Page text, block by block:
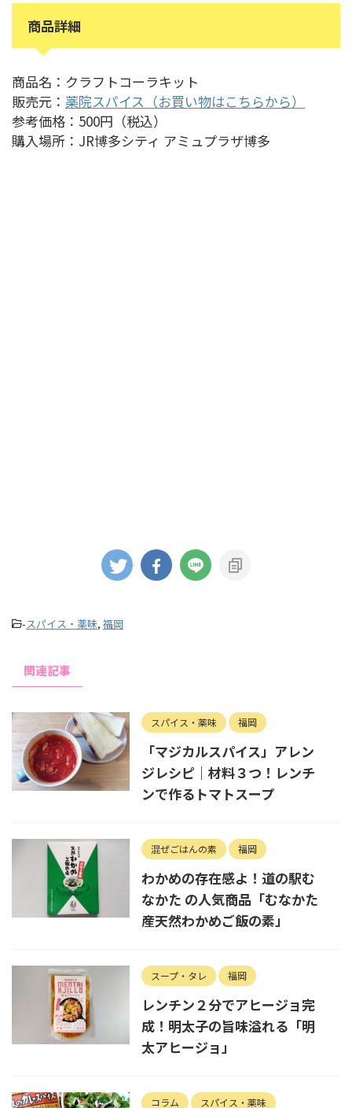
商品詳細
商品名：クラフトコーラキット
販売元： 薬院スパイス（お買い物はこちらから）
参考価格：500円（税込）
購入場所：JR博多シティ アミュプラザ博多
-スパイス・薬味, 福岡
関連記事
スパイス・薬味 福岡
「マジカルスパイス」アレン
ジレシピ｜材料３つ！レンチ
ンで作るトマトスープ
混ぜごはんの素 福岡
わかめの存在感よ！道の駅む
なかた の人気商品「むなかた
産天然わかめご飯の素」
スープ・タレ 福岡
レンチン２分でアヒージョ完
成！明太子の旨味溢れる「明
太アヒージョ」
コラム
スパイス・薬味